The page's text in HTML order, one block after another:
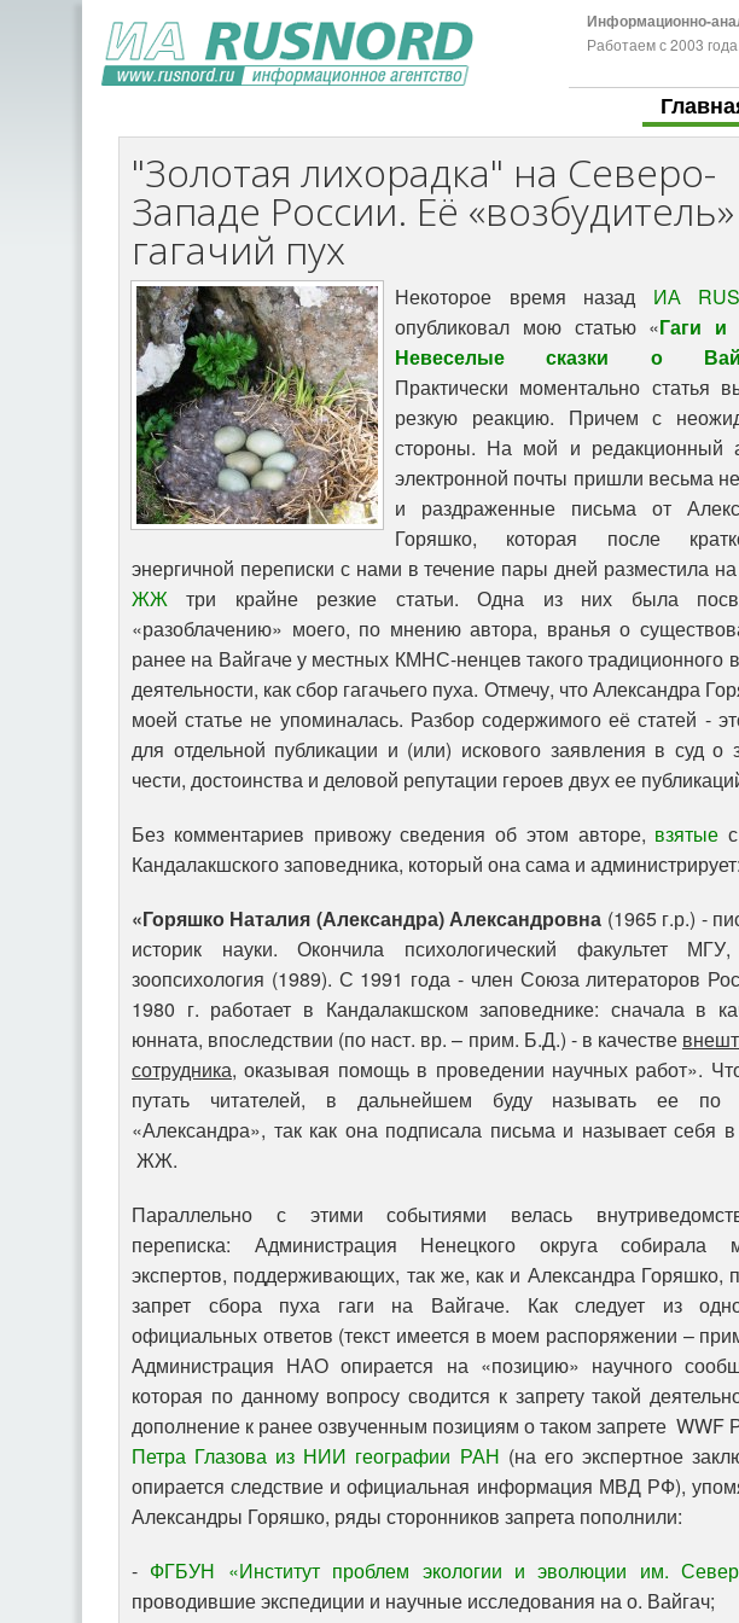
Информационно-
Работаем с 2003 года.
"Золотая лихорадка" на Северо-
Западе России. Её
гагачий пух
Некоторое время назад ИА
опубликовал мою статью «Гаги и
Невеселые сказки о
Практически моментально статья
резкую реакцию. Причем с
стороны. На мой и редакционный
электронной почты пришли весьма
и раздраженные письма от
Горяшко, которая после
энергичной переписки с нами в течение пары дней разместила на
ЖЖ три крайне резкие статьи. Одна из них была
«разоблачению» моего, по мнению автора, вранья о
ранее на Вайгаче у местных КМНС-ненцев такого традиционного
деятельности, как сбор гагачьего пуха. Отмечу, что Александра
моей статье не упоминалась. Разбор содержимого её статей -
для отдельной публикации и (или) искового заявления в суд о
чести, достоинства и деловой репутации героев двух ее
Без комментариев привожу сведения об этом авторе, взятые
Кандалакшского заповедника, который она сама и администрирует:
«Горяшко Наталия (Александра) Александровна (1965 г.р.) -
историк науки. Окончила психологический факультет
зоопсихология (1989). С 1991 года - член Союза литераторов
1980 г. работает в Кандалакшском заповеднике: сначала в
юнната, впоследствии (по наст. вр. – прим. Б.Д.) - в качестве
сотрудника, оказывая помощь в проведении научных работ».
путать читателей, в дальнейшем буду называть ее по
«Александра», так как она подписала письма и называет себя
ЖЖ.
Параллельно с этими событиями велась
переписка: Администрация Ненецкого округа собирала
экспертов, поддерживающих, так же, как и Александра Горяшко,
запрет сбора пуха гаги на Вайгаче. Как следует из
официальных ответов (текст имеется в моем распоряжении –
Администрация НАО опирается на «позицию» научного
которая по данному вопросу сводится к запрету такой
дополнение к ранее озвученным позициям о таком запрете WWF
Петра Глазова из НИИ географии РАН (на его экспертное
опирается следствие и официальная информация МВД РФ),
Александры Горяшко, ряды сторонников запрета пополнили:
- ФГБУН «Институт проблем экологии и эволюции им.
проводившие экспедиции и научные исследования на о. Вайгач;